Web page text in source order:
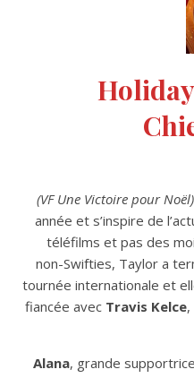
(VF Une Victoire pour Noël)
année et s’inspire de
téléfilms et pas des
non-Swifties, Taylor a
tournée internationale et
fiancée avec Travis Kelce
Alana, grande